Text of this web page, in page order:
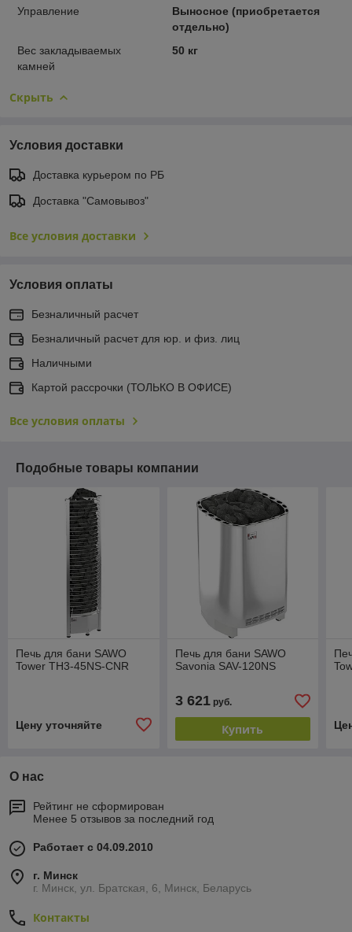
Управление
Выносное (приобретается
отдельно)
Вес закладываемых
камней
50 кг
Скрыть
Условия доставки
Доставка курьером по РБ
Доставка "Самовывоз"
Все условия доставки
Условия оплаты
Безналичный расчет
Безналичный расчет для юр. и физ. лиц
Наличными
Картой рассрочки (ТОЛЬКО В ОФИСЕ)
Все условия оплаты
Подобные товары компании
Печь для бани SAWO
Tower TH3-45NS-CNR
Цену уточняйте
Печь для бани SAWO
Savonia SAV-120NS
3 621руб.
Купить
О нас
Рейтинг не сформирован
Менее 5 отзывов за последний год
Работает с 04.09.2010
г. Минск
г. Минск, ул. Братская, 6, Минск, Беларусь
Контакты